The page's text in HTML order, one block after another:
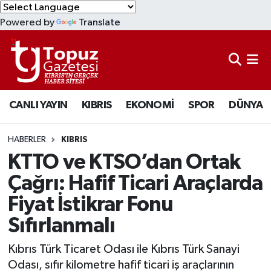
Powered by Translate
CANLI YAYIN KIBRIS EKONOMİ SPOR DÜNYA
HABERLER KIBRIS
KTTO ve KTSO’dan Ortak
Çağrı: Hafif Ticari Araçlarda
Fiyat İstikrar Fonu
Sıfırlanmalı
Kıbrıs Türk Ticaret Odası ile Kıbrıs Türk Sanayi
Odası, sıfır kilometre hafif ticari iş araçlarının
KIBRIS
DÜNYA
EKONOMİ
MAGAZİN
SAĞLIK
SPOR
TEKNOLOJİ
TÜRKİYE
Lefkoşa Nöbetçi Eczaneler
Lefkoşa Hava Durumu
Lefkoşa Trafik Yoğunluk Haritası
Süper Lig Puan Durumu ve Fikstür
Tüm Manşetler
Son Dakika Haberleri
Haber Arşivi